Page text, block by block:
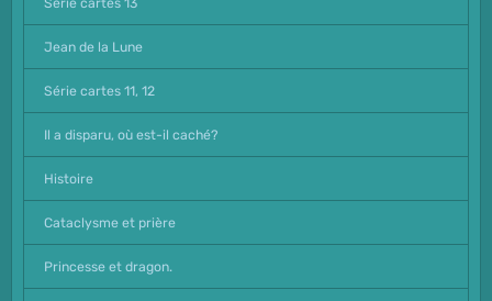
Jean de la Lune
Série cartes 11, 12
Il a disparu, où est-il caché?
Histoire
Cataclysme et prière
Princesse et dragon.